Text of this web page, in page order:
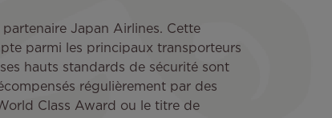
Japan Airlines. Cette
parmi les principaux transporteurs
hauts standards de sécurité sont
régulièrement par des
Class Award ou le titre de